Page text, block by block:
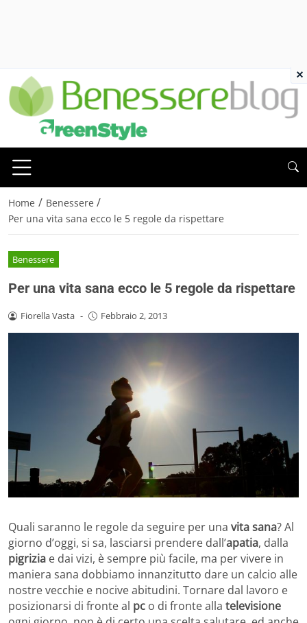
Home / Benessere /
Per una vita sana ecco le 5 regole da rispettare
Benessere
Per una vita sana ecco le 5 regole da rispettare
Fiorella Vasta - Febbraio 2, 2013
Quali saranno le regole da seguire per una vita sana? Al
giorno d’oggi, si sa, lasciarsi prendere dall’apatia, dalla
pigrizia e dai vizi, è sempre più facile, ma per vivere in
maniera sana dobbiamo innanzitutto dare un calcio alle
nostre vecchie e nocive abitudini. Tornare dal lavoro e
posizionarsi di fronte al pc o di fronte alla televisione
×